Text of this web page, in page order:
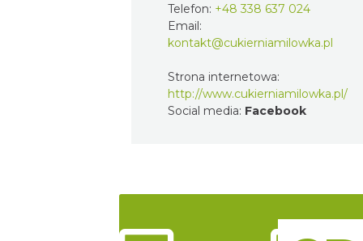
Telefon: +48 338 637 024
Email:
kontakt@cukierniamilowka.pl
Strona internetowa:
http://www.cukierniamilowka.pl/
Social media: Facebook